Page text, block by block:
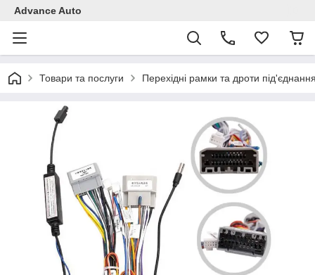
Advance Auto
Товари та послуги Перехідні рамки та дроти